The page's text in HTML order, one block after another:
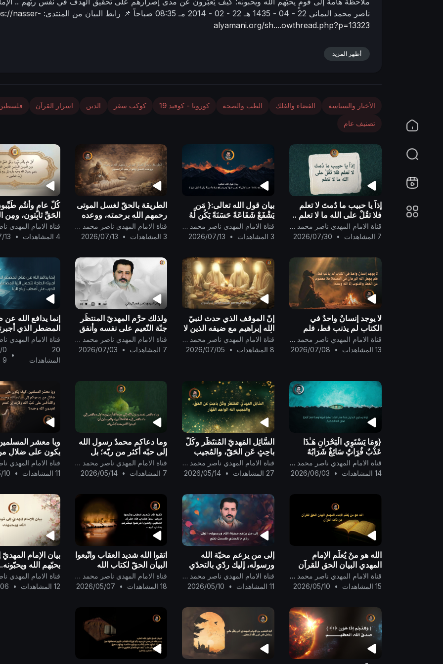
nناصر محمد اليماني 22 - 04 - 1435 هـ 22 - 02 - 2014 مـ 08:35 صباحاً 📌 رابط البيان من المنتدى: nasser-
alyamani.org/sh....owthread.php?p=13323
أظهر المزيد
الأخبار والسياسة الفضاء والفلك الطب والصحة كورونا - كوفيد 19 كوكب سقر الدين اسرار القرآن
تصنيف عام
إذاً يا حبيب ما دُمتَ لا تعلم
فلا تقُلْ على الله ما لا تعلم ..
قناة الامام المهدي ناصر محمد اليماني
7 المشاهدات
•
2026/07/30
بيان قول الله تعالى:{ مَن
يَشْفَعْ شَفَاعَةً حَسَنَةً يَكُن لَّهُ
نَصِيبٌ مِّنْهَا ۖ وَمَن يَشْفَعْ
شَفَاعَةً سَيِّئَةً يَكُن لَّهُ كِفْلٌ م
قناة الامام المهدي ناصر محمد اليماني
3 المشاهدات
•
2026/07/13
الطريقة بالحقّ لغسل الموتى
رحمهم الله برحمته، ووعده
الحقّ وهو أرحم الراحمين .. قناة الامام المهدي ناصر محمد اليماني
3 المشاهدات
•
2026/07/13
كُلّ عامٍ وأنتُم
الحَقِّ ثابِتون، ومِن
السَّالِمين الغَانِمين
بنعيم رضوان الله
4 المشاهدات
•
13
لا يوجد إنسانٌ واحدٌ في
الكتاب لم يذنب قط، فلم
يجعل الله البرهانَ في
العصمة! فلا معصوم من
قناة الامام المهدي ناصر محمد اليماني
13 المشاهدات
•
2026/07/08
إنّ الموقف الذي حدث لنبيّ
الله إبراهيم مع ضيفه الذين لا
يأكلون شبيهٌ بمواقف الكاميرا
الخفيّة..
قناة الامام المهدي ناصر محمد اليماني
8 المشاهدات
•
2026/07/05
ولذلك حرَّم المهديّ المنتظَر
جنّة النّعيم على نفسه وأنفق
درجته فيها لجدّه محمد
رسول الله..
قناة الامام المهدي ناصر محمد اليماني
7 المشاهدات
•
2026/07/03
إنما يدافع الله
المضطر الذي
لتحمل الرّبا
الحرب على أصحاب
الرّبا ..
20
المشاهدات
•
0
9
{وَمَا يَسْتَوِي الْبَحْرَانِ هَـٰذَا
عَذْبٌ فُرَاتٌ سَائِغٌ شَرَابُهُ
وَهَـٰذَا مِلْحٌ أُجَاجٌ} صدق الله
العظيم ..
قناة الامام المهدي ناصر محمد اليماني
14 المشاهدات
•
2026/06/03
السَّائِل المَهديّ المُنتَظَر وكُلُّ
باحِثٍ عَن الحَقّ، والمُجيب
الله الواحِد القَهَّار ..
قناة الامام المهدي ناصر محمد اليماني
27 المشاهدات
•
2026/05/14
وما دعاكم محمدٌ رسول الله
إلى حبّه أكثر من ربّه؛ بل
دعاكم إلى ما دعاكم إليه
كافة الأنبياء والمرسلين
قناة الامام المهدي ناصر محمد اليماني
7 المشاهدات
•
2026/05/14
ويا معشر
يكون على ضلالٍ
إلى عبادة الله
والتّنافس على حُبِّ
11 المشاهدات
•
10
الله هو منْ يُعلّم الإمام
المهدي البيان الحق للقرآن
من ذات القرآن ..
قناة الامام المهدي ناصر محمد اليماني
15 المشاهدات
•
2026/05/10
إلى من يزعم محبّة الله
ورسوله، إليك ردّي بالتحدّي
فلستَ نِدّي ..
قناة الامام المهدي ناصر محمد اليماني
11 المشاهدات
•
2026/05/10
اتقوا الله شديد العقاب واتّبعوا
البيان الحقّ لكتاب الله
القرآن العظيم، والذين
أعرضوا نبشّرهم بعذاب أليم
قناة الامام المهدي ناصر محمد اليماني
18 المشاهدات
•
2026/05/07
بيان الإمام
يحبّهم الله ويحبّونه..
12 المشاهدات
•